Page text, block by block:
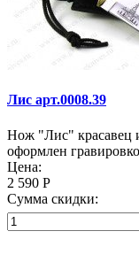
Лис арт.0008.39
Нож "Лис" красавец
оформлен
Цена:
2 590 Р
Сумма скидки: